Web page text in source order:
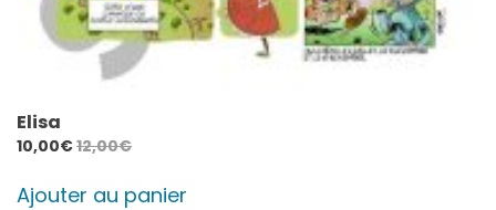
Elisa
10,00€12,00€
Ajouter au panier